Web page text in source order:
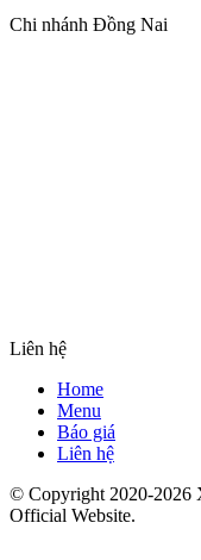
Chi nhánh Đồng Nai
Liên hệ
Home
Menu
Báo giá
Liên hệ
© Copyright 2020-2026
Official Website.